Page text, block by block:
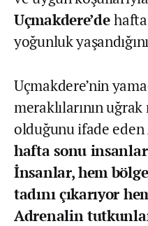
Uçmakdere’de
yoğunluk
Uçmakdere’nin
meraklılarının
olduğunu ifade eden
hafta sonu
İnsanlar, hem
tadını çıkarıyor
Adrenalin